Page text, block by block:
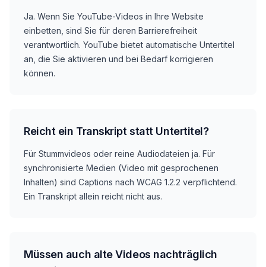
Ja. Wenn Sie YouTube-Videos in Ihre Website
einbetten, sind Sie für deren Barrierefreiheit
verantwortlich. YouTube bietet automatische Untertitel
an, die Sie aktivieren und bei Bedarf korrigieren
können.
Reicht ein Transkript statt Untertitel?
Für Stummvideos oder reine Audiodateien ja. Für
synchronisierte Medien (Video mit gesprochenen
Inhalten) sind Captions nach WCAG 1.2.2 verpflichtend.
Ein Transkript allein reicht nicht aus.
Müssen auch alte Videos nachträglich